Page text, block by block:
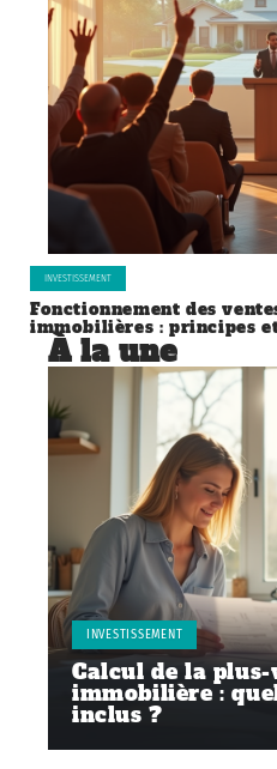
INVESTISSEMENT
Fonctionnement des
immobilières : principes
À la une
INVESTISSEMENT
Calcul de la
immobilière :
inclus ?